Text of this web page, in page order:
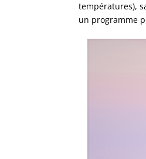
températures),
un programme